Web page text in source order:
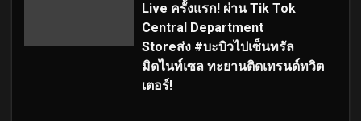
Live ครั้งแรก! ผ่าน Tik Tok
Central Department
Storeส่ง #บะบิวไปเซ็นทรัล
มิดไนท์เซล ทะยานติดเทรนด์ทวิต
เตอร์!